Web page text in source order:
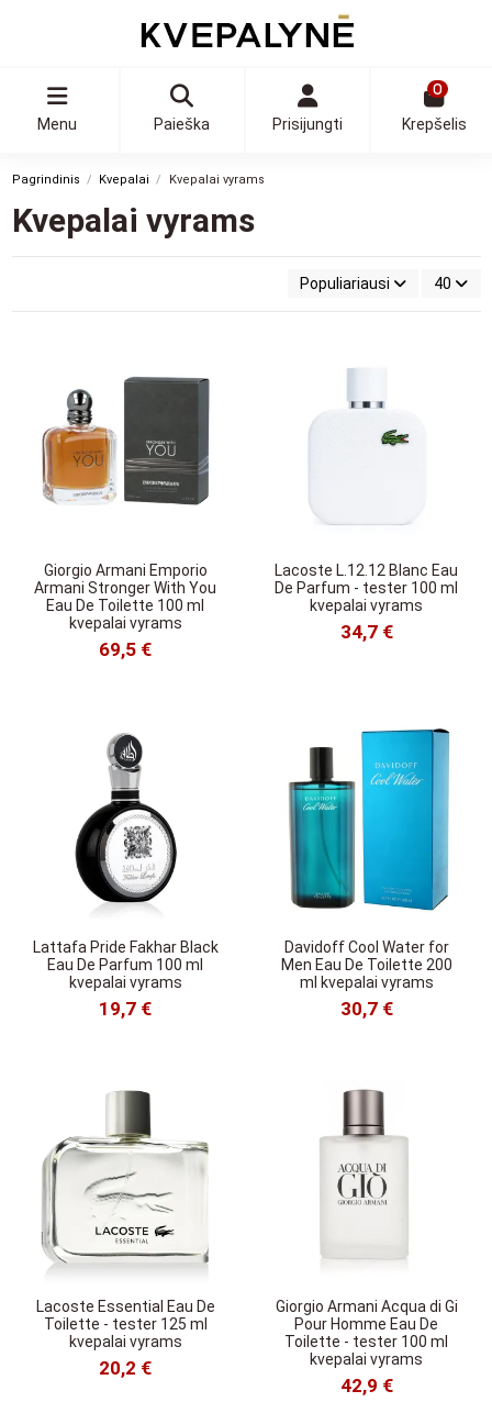
Menu Paieška Prisijungti
0
Krepšelis
Pagrindinis Kvepalai Kvepalai vyrams
Kvepalai vyrams
Populiariausi 40
Giorgio Armani Emporio
Armani Stronger With You
Eau De Toilette 100 ml
kvepalai vyrams
69,5 €
Lacoste L.12.12 Blanc Eau
De Parfum - tester 100 ml
kvepalai vyrams
34,7 €
Lattafa Pride Fakhar Black
Eau De Parfum 100 ml
kvepalai vyrams
19,7 €
Davidoff Cool Water for
Men Eau De Toilette 200
ml kvepalai vyrams
30,7 €
Lacoste Essential Eau De
Toilette - tester 125 ml
kvepalai vyrams
20,2 €
Giorgio Armani Acqua di Gi
Pour Homme Eau De
Toilette - tester 100 ml
kvepalai vyrams
42,9 €